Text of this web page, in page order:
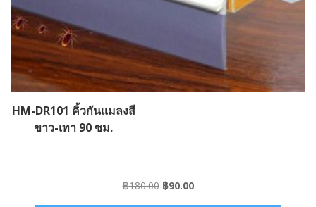
HM-DR101 คิ้วกันแมลงสี
ขาว-เทา 90 ซม.
฿180.00 Original
฿90.00Current